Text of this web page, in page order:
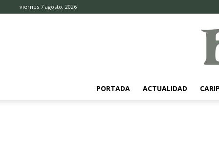
viernes 7 agosto, 2026
PORTADA ACTUALIDAD